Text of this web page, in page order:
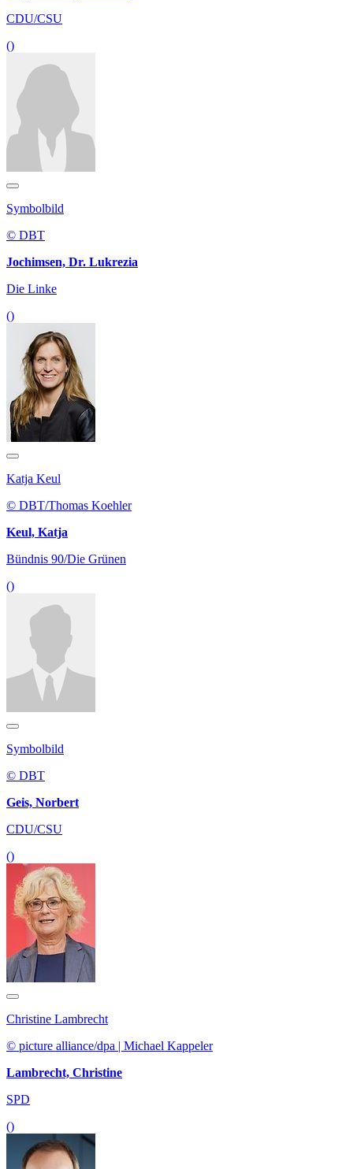
CDU/CSU
()
Symbolbild
© DBT
Jochimsen, Dr. Lukrezia
Die Linke
()
Katja Keul
© DBT/Thomas Koehler
Keul, Katja
Bündnis 90/Die Grünen
()
Symbolbild
© DBT
Geis, Norbert
CDU/CSU
()
Christine Lambrecht
© picture alliance/dpa | Michael Kappeler
Lambrecht, Christine
SPD
()